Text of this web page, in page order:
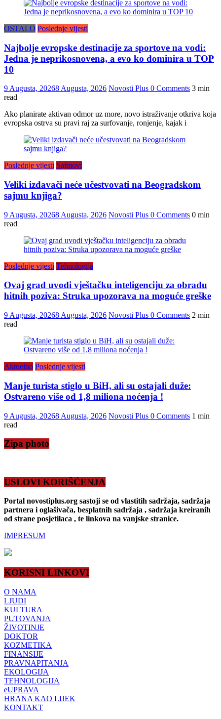
OSTALO Poslednje vijesti
Najbolje evropske destinacije za sportove na vodi:
Jedna je neprikosnovena, a evo ko dominira u TOP
10
9 Augusta, 20268 Augusta, 2026 Novosti Plus 0 Comments 3 min
read
Ako planirate aktivan odmor uz more, novo istraživanje otkriva koja
evropska ostrva su pravi raj za surfovanje, ronjenje, kajak i
Poslednje vijesti Sajmovi
Veliki izdavači neće učestvovati na Beogradskom
sajmu knjiga?
9 Augusta, 20268 Augusta, 2026 Novosti Plus 0 Comments 0 min
read
Poslednje vijesti Tehnologija
Ovaj grad uvodi vještačku inteligenciju za obradu
hitnih poziva: Struka upozorava na moguće greške
9 Augusta, 20268 Augusta, 2026 Novosti Plus 0 Comments 2 min
read
Aktuelno Poslednje vijesti
Manje turista stiglo u BiH, ali su ostajali duže:
Ostvareno više od 1,8 miliona noćenja !
9 Augusta, 20268 Augusta, 2026 Novosti Plus 0 Comments 1 min
read
Zipa photo
USLOVI KORIŠĆENJA
Portal novostiplus.org sastoji se od vlastitih sadržaja, sadržaja
partnera i oglašivača, besplatnih sadržaja , sadržaja kreiranih
od strane posjetilaca , te linkova na vanjske stranice.
IMPRESUM
KORISNI LINKOVI
O NAMA
LJUDI
KULTURA
PUTOVANJA
ŽIVOTINJE
DOKTOR
KOZMETIKA
FINANSIJE
PRAVNAPITANJA
EKOLOGIJA
TEHNOLOGIJA
eUPRAVA
HRANA KAO LIJEK
KONTAKT